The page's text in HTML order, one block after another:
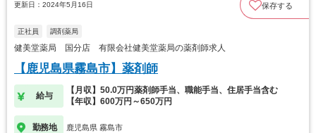
更新日：2024年5月16日 保存する
正社員 調剤薬局
健美堂薬局 国分店 有限会社健美堂薬局の薬剤師求人
【鹿児島県霧島市】薬剤師
給与
【月収】50.0万円薬剤師手当、職能手当、住居手当含む
【年収】600万円～650万円
勤務地 鹿児島県 霧島市